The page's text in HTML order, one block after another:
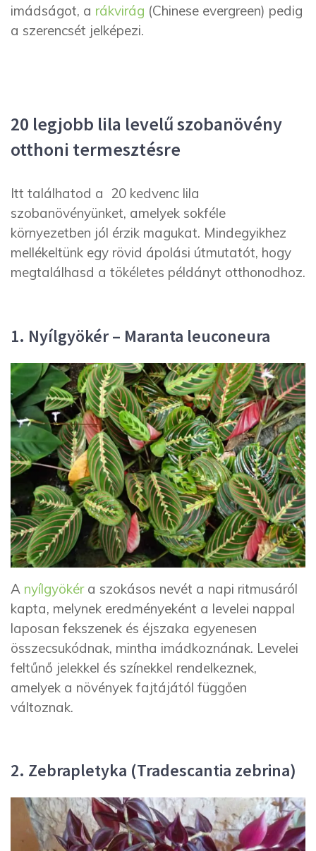
imádságot, a rákvirág (Chinese evergreen) pedig
a szerencsét jelképezi.
20 legjobb lila levelű szobanövény
otthoni termesztésre
Itt találhatod a 20 kedvenc lila
szobanövényünket, amelyek sokféle
környezetben jól érzik magukat. Mindegyikhez
mellékeltünk egy rövid ápolási útmutatót, hogy
megtalálhasd a tökéletes példányt otthonodhoz.
1. Nyílgyökér – Maranta leuconeura
A nyílgyökéra szokásos nevét a napi ritmusáról
kapta, melynek eredményeként a levelei nappal
laposan fekszenek és éjszaka egyenesen
összecsukódnak, mintha imádkoznának. Levelei
feltűnő jelekkel és színekkel rendelkeznek,
amelyek a növények fajtájától függően
változnak.
2. Zebrapletyka (Tradescantia zebrina)